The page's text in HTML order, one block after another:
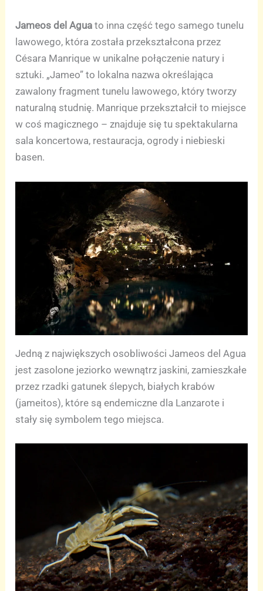
Jameos del Agua to inna część tego samego tunelu
lawowego, która została przekształcona przez
Césara Manrique w unikalne połączenie natury i
sztuki. „Jameo” to lokalna nazwa określająca
zawalony fragment tunelu lawowego, który tworzy
naturalną studnię. Manrique przekształcił to miejsce
w coś magicznego – znajduje się tu spektakularna
sala koncertowa, restauracja, ogrody i niebieski
basen.
Jedną z największych osobliwości Jameos del Agua
jest zasolone jeziorko wewnątrz jaskini, zamieszkałe
przez rzadki gatunek ślepych, białych krabów
(jameitos), które są endemiczne dla Lanzarote i
stały się symbolem tego miejsca.